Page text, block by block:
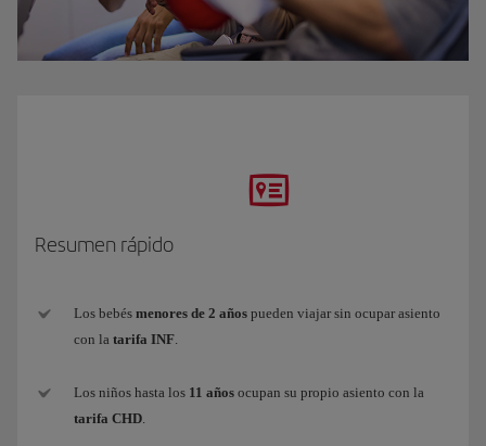
Resumen rápido
Los bebés menores de 2 años pueden viajar sin ocupar asiento
con la tarifa INF
Los niños hasta los 11 años ocupan su propio asiento con la
tarifa CHD